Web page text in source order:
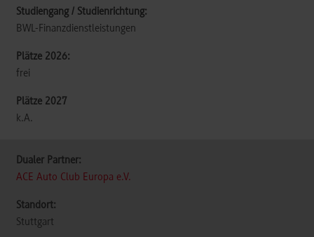
BWL-Finanzdienstleistungen
frei
k.A.
ACE Auto Club Europa e.V.
Stuttgart